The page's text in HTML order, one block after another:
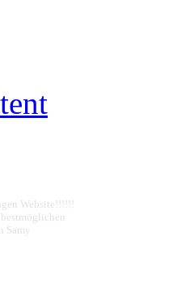
Website!!!!!!
Samy